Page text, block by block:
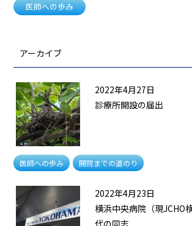
医師への歩み
アーカイブ
2022年4月27日
診療所開設の届出
医師への歩み 開院までの道のり
2022年4月23日
横浜中央病院（現JCHO